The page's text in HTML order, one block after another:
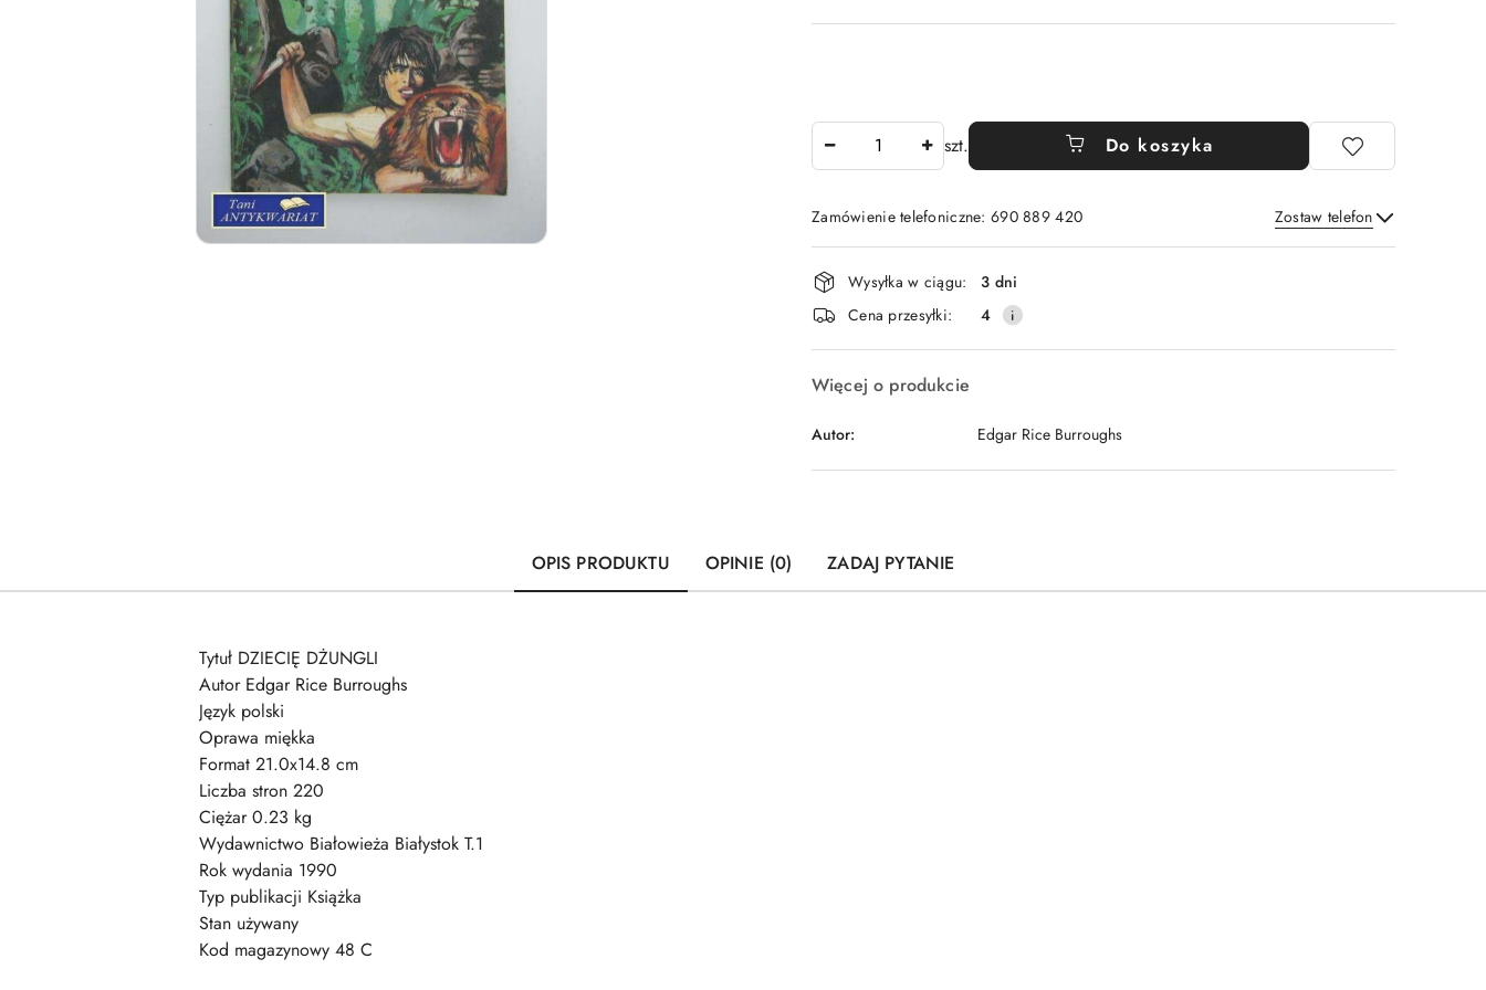
szt. Do koszyka
Zamówienie telefoniczne: 690 889 420 Zostaw telefon
Wyślij
Dostępność
i
dostawa
Wysyłka w ciągu:
3 dni
Cena przesyłki:
4
Więcej o produkcie
Autor: Edgar Rice Burroughs
OPIS PRODUKTU OPINIE (0) ZADAJ PYTANIE
Tytuł DZIECIĘ DŻUNGLI
Autor Edgar Rice Burroughs
Język polski
Oprawa miękka
Format 21.0x14.8 cm
Liczba stron 220
Ciężar 0.23 kg
Wydawnictwo Białowieża Białystok T.1
Rok wydania 1990
Typ publikacji Książka
Stan używany
Kod magazynowy 48 C